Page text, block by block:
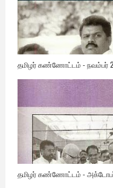
தமிழர் கண்ணோட்டம் - நவம்பர்
தமிழர் கண்ணோட்டம் -